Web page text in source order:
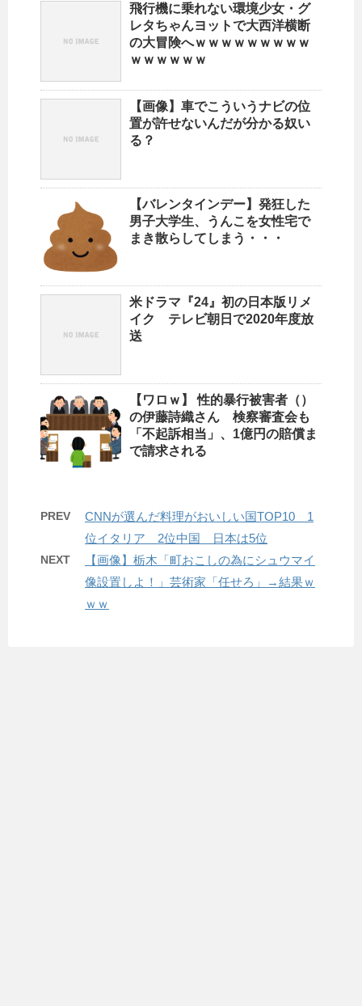
飛行機に乗れない環境少女・グ
レタちゃんヨットで大西洋横断
の大冒険へｗｗｗｗｗｗｗｗｗ
ｗｗｗｗｗｗ
【画像】車でこういうナビの位
置が許せないんだが分かる奴い
る？
【バレンタインデー】発狂した
男子大学生、うんこを女性宅で
まき散らしてしまう・・・
米ドラマ『24』初の日本版リメ
イク テレビ朝日で2020年度放
送
【ワロｗ】 性的暴行被害者（）
の伊藤詩織さん 検察審査会も
「不起訴相当」、1億円の賠償ま
で請求される
PREV
CNNが選んだ料理がおいしい国TOP10 1
位イタリア 2位中国 日本は5位
NEXT
【画像】栃木「町おこしの為にシュウマイ
像設置しよ！」芸術家「任せろ」→結果ｗ
ｗｗ